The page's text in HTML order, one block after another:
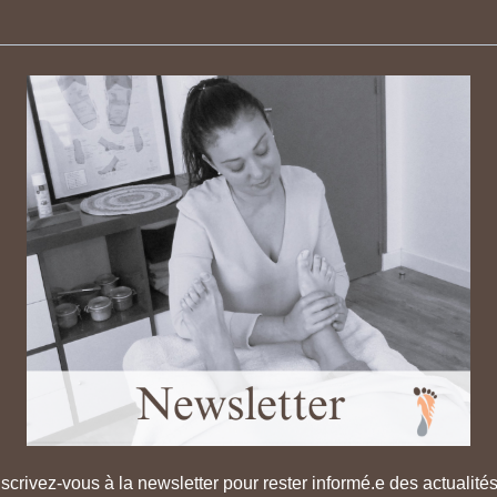
vous à la newsletter pour rester informé.e des actualités